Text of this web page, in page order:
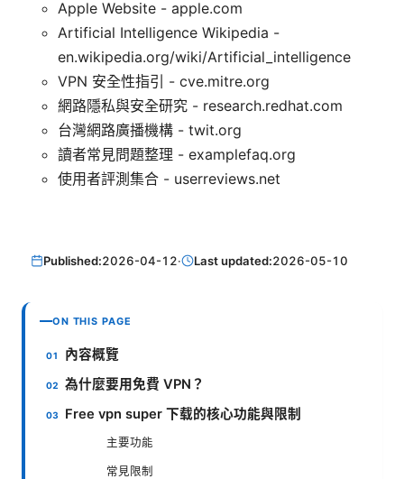
Apple Website - apple.com
Artificial Intelligence Wikipedia -
en.wikipedia.org/wiki/Artificial_intelligence
VPN 安全性指引 - cve.mitre.org
網路隱私與安全研究 - research.redhat.com
台灣網路廣播機構 - twit.org
讀者常見問題整理 - examplefaq.org
使用者評測集合 - userreviews.net
Published:2026-04-12· Last updated:2026-05-10
ON THIS PAGE
內容概覽
為什麼要用免費 VPN？
Free vpn super 下载的核心功能與限制
主要功能
常見限制